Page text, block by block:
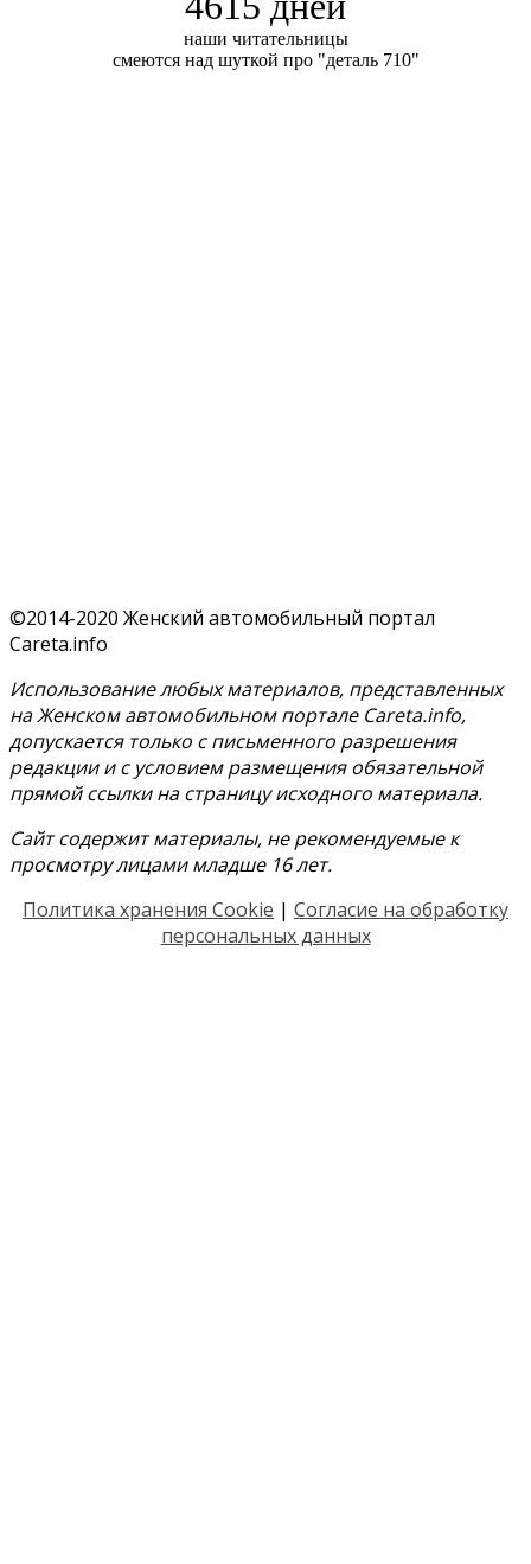
наши читательницы
смеются над шуткой про "деталь 710"
©2014-2020 Женский автомобильный портал
Careta.info
Использование любых материалов, представленных
на Женском автомобильном портале Careta.info,
допускается только с письменного разрешения
редакции и с условием размещения обязательной
прямой ссылки на страницу исходного материала.
Сайт содержит материалы, не рекомендуемые к
просмотру лицами младше 16 лет.
Политика хранения Cookie | Согласие на обработку
персональных данных